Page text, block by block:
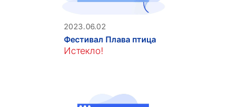
2023.06.02
Фестивал Плава птица
Истекло!